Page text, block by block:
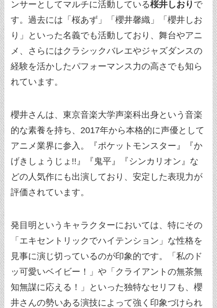
ンサーとしてマルチに活動している桜井しおり で
す。過去には「桜あず」「櫻井馨織」「櫻井しお
り」といった名義でも活動しており、舞台やアニ
メ、さらにはクラシックバレエやジャズダンスの
経験を活かしたパフォーマンス力の高さでも知ら
れています。
櫻井さんは、東京音楽大学声楽科出身という音楽
的な素養を持ち、2017年から本格的に声優として
アニメ業界に参入。『ポケットモンスター』『か
げきしょうじょ!!』『鬼平』『シンカリオン』な
どの人気作にも出演しており、安定した表現力が
評価されています。
発目明というキャラクターにおいては、特にその
「エキセントリックでハイテンション」な性格を
見事に演じ切っているのが印象的です。「私のド
ッ可愛いベイビー！」や「クライアントの無茶無
知無謀に応える！」といった独特なセリフも、櫻
井さんの勢いある演技によって強く印象づけられ